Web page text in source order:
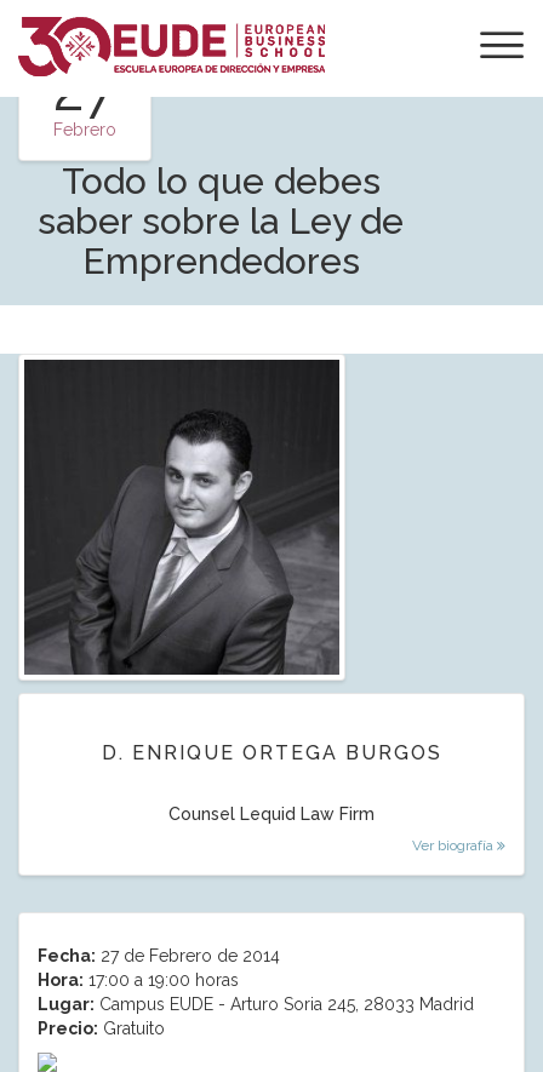
27
Febrero
Todo lo que debes
saber sobre la Ley de
Emprendedores
D. ENRIQUE ORTEGA BURGOS
Counsel Lequid Law Firm
Ver biografía
Fecha: 27 de Febrero de 2014
Hora: 17:00 a 19:00 horas
Lugar: Campus EUDE - Arturo Soria 245, 28033 Madrid
Precio: Gratuito